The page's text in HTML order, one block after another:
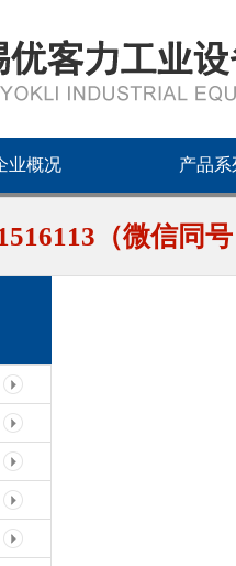
业概况 产品系
（微信同